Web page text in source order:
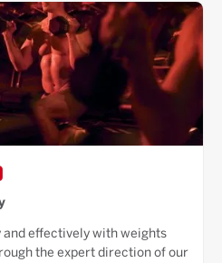
effectively with weights
the expert direction of our